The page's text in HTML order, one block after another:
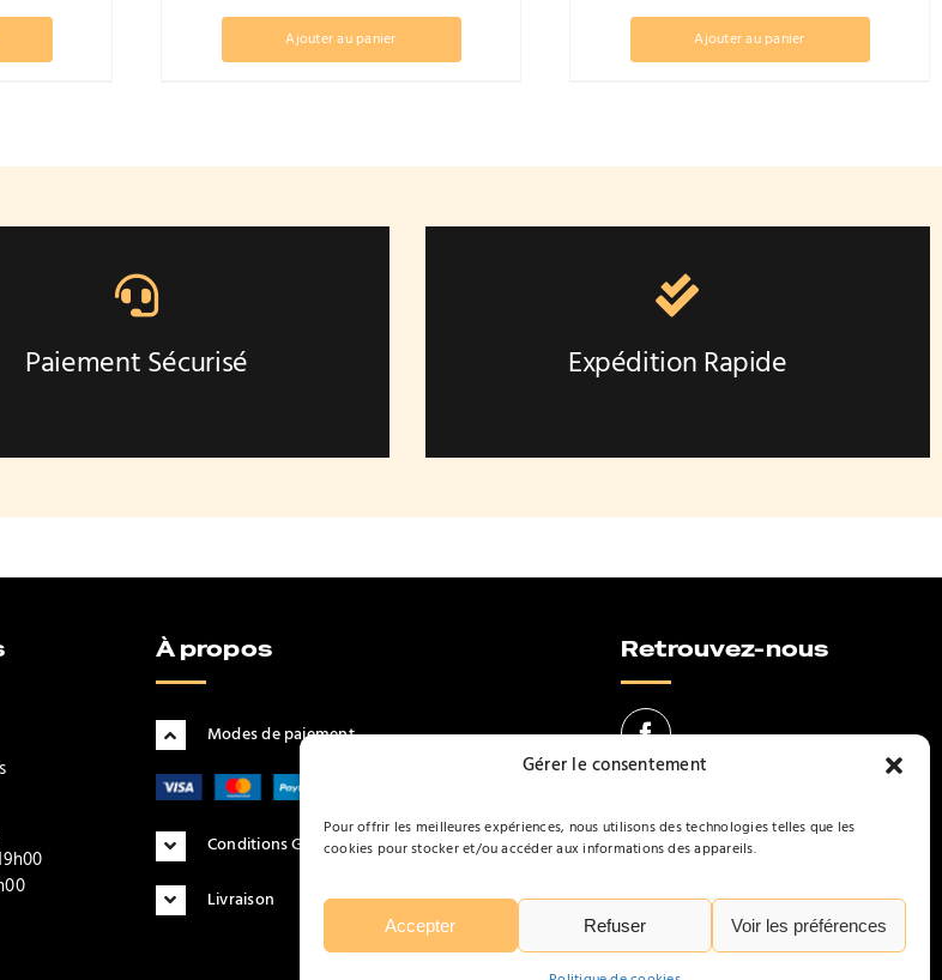
Gérer le consentement
Pour offrir les meilleures expériences, nous utilisons des technologies telles que les
cookies pour stocker et/ou accéder aux informations des appareils.
Accepter Refuser Voir les préférences
Ajouter au panier Ajouter au panier
Paiement Sécurisé Expédition Rapide
À propos
Modes de paiement
Conditions Générales d'Utilisation
Livraison
Retrouvez-nous